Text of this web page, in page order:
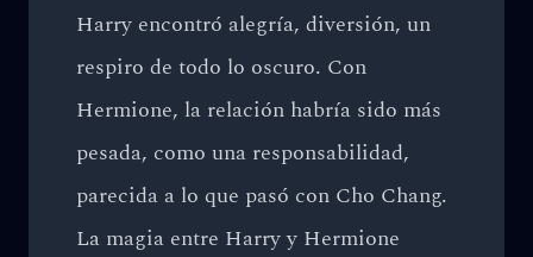
Harry encontró alegría, diversión, un
respiro de todo lo oscuro. Con
Hermione, la relación habría sido más
pesada, como una responsabilidad,
parecida a lo que pasó con Cho Chang.
La magia entre Harry y Hermione